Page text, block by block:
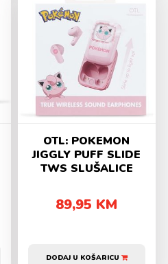
OTL: POKEMON
JIGGLY PUFF SLIDE
TWS SLUŠALICE
89,95 KM
DODAJ U KOŠARICU